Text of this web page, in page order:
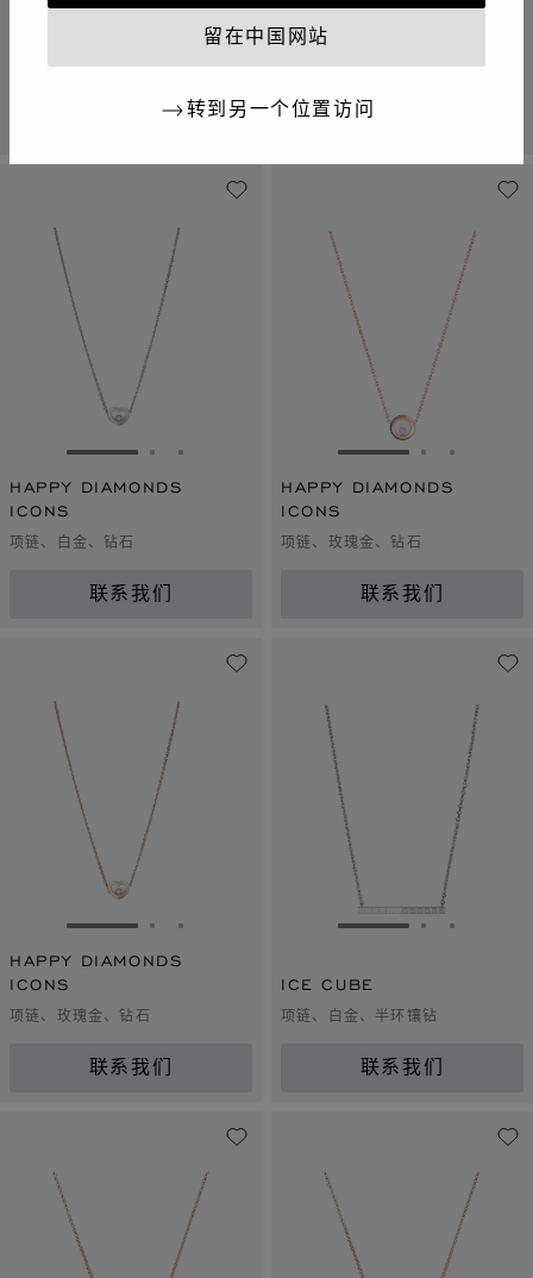
留在中国网站
转到另一个位置访问
项链、白金
HAPPY DIAMONDS
ICONS
项链、白金、钻石
联系我们
转到幻灯片 1转到幻灯片 2
转到幻灯片 3
HAPPY DIAMONDS
ICONS
项链、白金、钻石
联系我们
转到幻灯片 1转到幻灯
转到幻
HAPPY DIAMONDS
ICONS
项链、玫瑰金、钻石
联系我们
转到幻灯片 1转到幻灯片 2
转到幻灯片 3
HAPPY DIAMONDS
ICONS
项链、玫瑰金、钻石
联系我们
转到幻灯片 1转到幻灯
转到幻
ICE CUBE
项链、白金、半环镶钻
联系我们